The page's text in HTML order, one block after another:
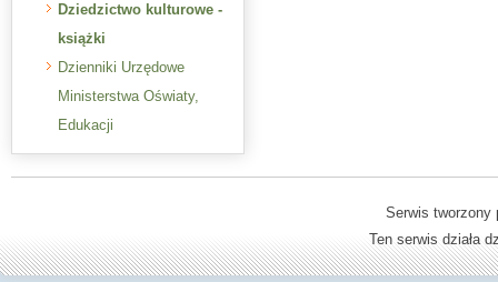
Dziedzictwo kulturowe -
książki
Dzienniki Urzędowe
Ministerstwa Oświaty,
Edukacji
Serwis
Ten serwis działa